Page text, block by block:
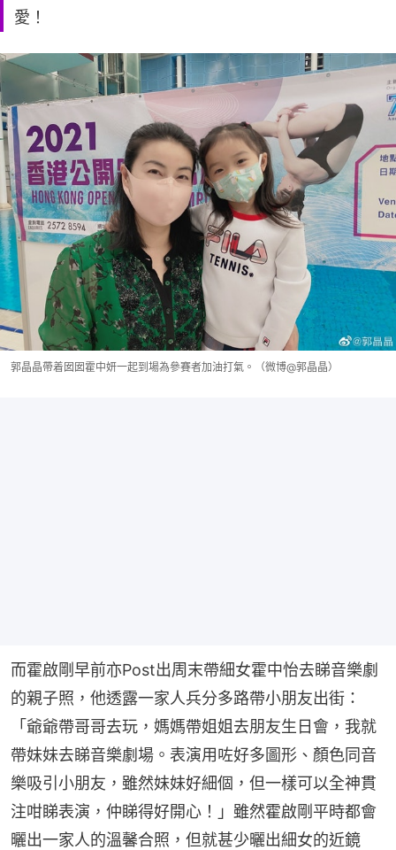
愛！
郭晶晶帶着囡囡霍中妍一起到場為參賽者加油打氣。（微博@郭晶晶）
而霍啟剛早前亦Post出周末帶細女霍中怡去睇音樂劇
的親子照，他透露一家人兵分多路帶小朋友出街：
「爺爺帶哥哥去玩，媽媽帶姐姐去朋友生日會，我就
帶妹妹去睇音樂劇場。表演用咗好多圖形、顏色同音
樂吸引小朋友，雖然妹妹好細個，但一樣可以全神貫
注咁睇表演，仲睇得好開心！」雖然霍啟剛平時都會
曬出一家人的溫馨合照，但就甚少曬出細女的近鏡